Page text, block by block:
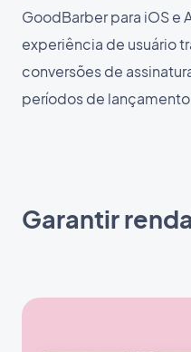
GoodBarber para iOS e
experiência de usuário
conversões de
períodos de
Garantir